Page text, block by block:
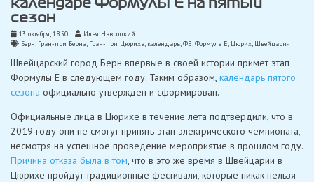
календаре Формулы Е на пятый
сезон
13 октября, 18:50
Илья Навроцкий
Берн, Гран-при Берна, Гран-при Цюриха, календарь,ФЕ,Формула Е, Цюрих, Швейцария
Швейцарский город Берн впервые в своей истории примет этап
Формулы Е в следующем году. Таким образом, календарь пятого
сезона официально утвержден и сформирован.
Официальные лица в Цюрихе в течение лета подтвердили, что в
2019 году они не смогут принять этап электрического чемпионата,
несмотря на успешное проведение мероприятие в прошлом году.
Причина отказа была в том, что в это же время в Швейцарии в
Цюрихе пройдут традиционные фестивали, которые никак нельзя